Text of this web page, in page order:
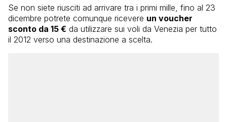
Se non siete riusciti ad arrivare tra i primi mille, fino al 23
dicembre potrete comunque ricevere un voucher
sconto da 15 € da utilizzare sui voli da Venezia per tutto
il 2012 verso una destinazione a scelta.